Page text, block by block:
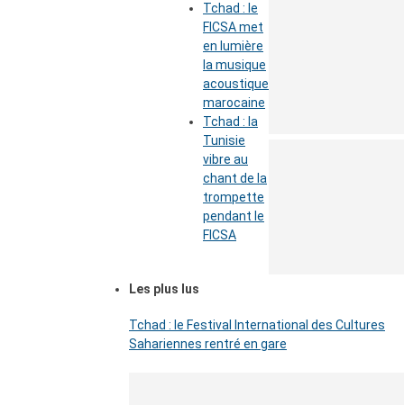
Tchad : le
FICSA met
en lumière
la musique
acoustique
marocaine
Tchad : la
Tunisie
vibre au
chant de la
trompette
pendant le
FICSA
Les plus lus
Tchad : le Festival International des Cultures
Sahariennes rentré en gare